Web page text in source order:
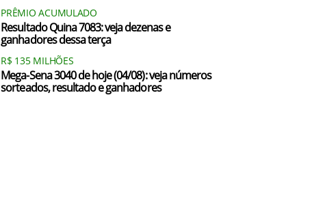
PRÊMIO ACUMULADO
Resultado Quina 7083: veja dezenas e
ganhadores dessa terça
R$ 135 MILHÕES
Mega-Sena 3040 de hoje (04/08): veja números
sorteados, resultado e ganhadores